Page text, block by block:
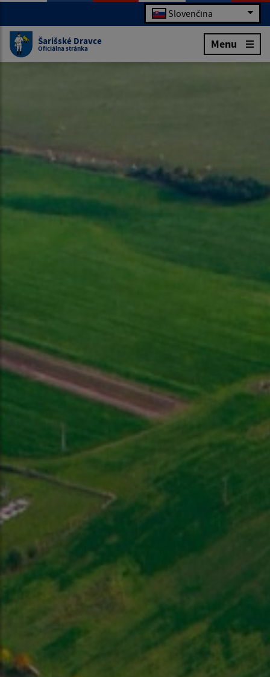
Slovenčina
Šarišské Dravce
Oficiálna stránka Menu